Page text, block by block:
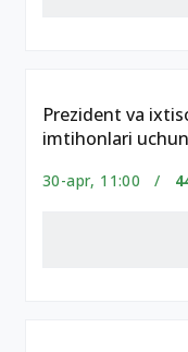
Prezident va
imtihonlari
30-apr, 11:00 /